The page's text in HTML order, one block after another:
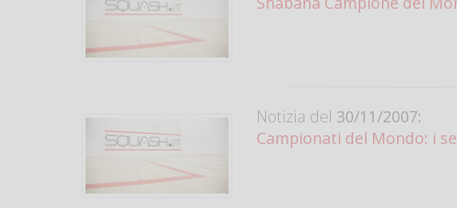
Notizia del 30/11/2007:
Campionati del Mondo: i